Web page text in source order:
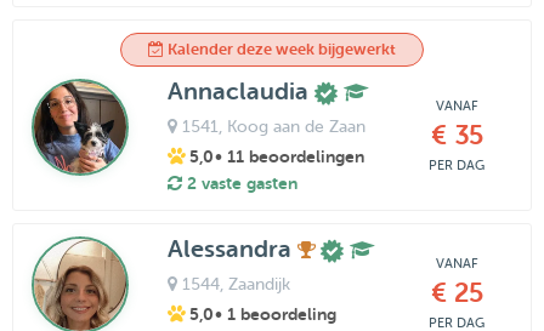
Kalender deze week bijgewerkt
Annaclaudia
1541 , Koog aan de Zaan
5,0• 11 beoordelingen
2 vaste gasten
VANAF
€ 35
PER DAG
Alessandra
1544, Zaandijk
5,0• 1 beoordeling
VANAF
€ 25
PER DAG